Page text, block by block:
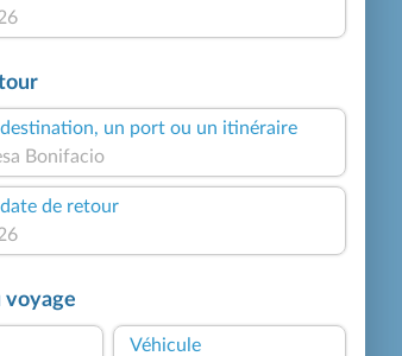
destination, un port ou un itinéraire
de retour
voyage
Véhicule